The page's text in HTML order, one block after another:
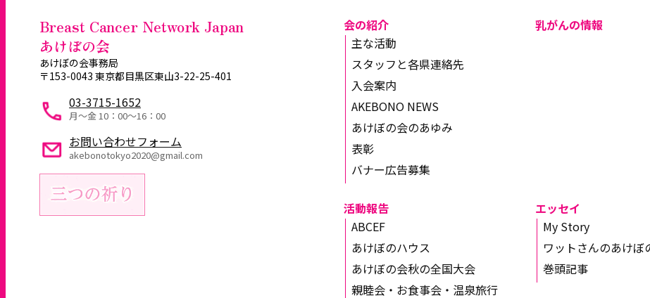
Breast Cancer Network Japan
あけぼの会
あけぼの会事務局
〒153-0043 東京都目黒区東山3-22-25-401
03-3715-1652
月～金 10：00〜16：00
お問い合わせフォーム
akebonotokyo2020@gmail.com
会の紹介
主な活動
スタッフと各県連絡先
入会案内
AKEBONO NEWS
あけぼの会のあゆみ
表彰
バナー広告募集
乳がんの情報
活動報告
ABCEF
あけぼのハウス
あけぼの会秋の全国大会
親睦会・お食事会・温泉旅行
エッセイ
My Story
ワットさんのあけぼ
巻頭記事